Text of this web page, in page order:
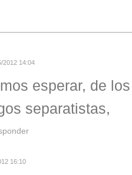
2012 14:04
esperar, de
separatistas,
16:10